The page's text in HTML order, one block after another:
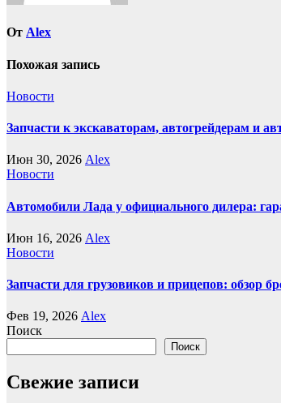
От Alex
Похожая запись
Новости
Запчасти к экскаваторам, автогрейдерам и
Июн 30, 2026 Alex
Новости
Автомобили Лада у официального дилера:
Июн 16, 2026 Alex
Новости
Запчасти для грузовиков и прицепов: обзор
Фев 19, 2026 Alex
Поиск
Поиск
Свежие записи